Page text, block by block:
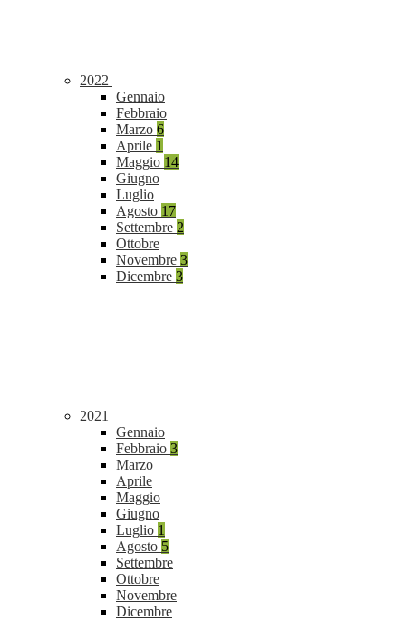
2022
Gennaio
Febbraio
Marzo 6
Aprile 1
Maggio 14
Giugno
Luglio
Agosto 17
Settembre 2
Ottobre
Novembre 3
Dicembre 3
2021
Gennaio
Febbraio 3
Marzo
Aprile
Maggio
Giugno
Luglio 1
Agosto 5
Settembre
Ottobre
Novembre
Dicembre